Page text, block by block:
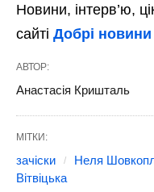
Новини, інтерв’ю,
сайті Добрі новини
АВТОР:
Анастасія Кришталь
МІТКИ:
зачіски Неля
Вітвіцька